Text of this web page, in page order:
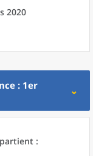
2020
: 1er
: